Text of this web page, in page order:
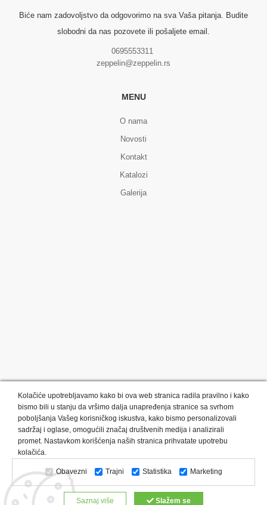
Biće nam zadovoljstvo da odgovorimo na sva Vaša pitanja. Budite
slobodni da nas pozovete ili pošaljete email.
0695553311
zeppelin@zeppelin.rs
MENU
O nama
Novosti
Kontakt
Katalozi
Galerija
Kategorije proizvoda: Olovke i markeri
Privesci i trakice
Upaljači
USB Tehnologija Tekstil
Kačketi i kape
Notesi i rokovnici
Kancelarija Satovi
Kišobrani
Torbe i putovanja
Kuhinjski setovi
Alati i oprema
Relaksacija, lepota i zdravlje
Kalendari Custom proizvodi
Kolačiće upotrebljavamo kako bi ova web stranica radila pravilno i kako
bismo bili u stanju da vršimo dalja unapređenja stranice sa svrhom
poboljšanja Vašeg korisničkog iskustva, kako bismo personalizovali
sadržaj i oglase, omogućili značaj društvenih medija i analizirali
promet. Nastavkom korišćenja naših stranica prihvatate upotrebu
kolačića.
Obavezni Trajni Statistika Marketing
Saznaj više Slažem se